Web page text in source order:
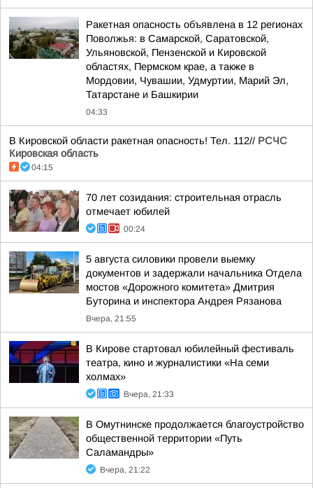
Ракетная опасность объявлена в 12 регионах
Поволжья: в Самарской, Саратовской,
Ульяновской, Пензенской и Кировской
областях, Пермском крае, а также в
Мордовии, Чувашии, Удмуртии, Марий Эл,
Татарстане и Башкирии
04:33
В Кировской области ракетная опасность! Тел. 112// РСЧС
Кировская область
04:15
70 лет созидания: строительная отрасль
отмечает юбилей
00:24
5 августа силовики провели выемку
документов и задержали начальника Отдела
мостов «Дорожного комитета» Дмитрия
Буторина и инспектора Андрея Рязанова
Вчера, 21:55
В Кирове стартовал юбилейный фестиваль
театра, кино и журналистики «На семи
холмах»
Вчера, 21:33
В Омутнинске продолжается благоустройство
общественной территории «Путь
Саламандры»
Вчера, 21:22